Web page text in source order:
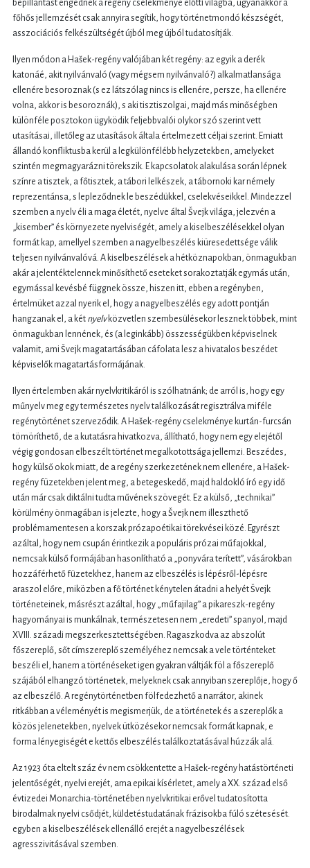
bepillantást engednek a regény cselekménye előtti világba, ugyanakkor a
főhős jellemzését csak annyira segítik, hogy történetmondó készségét,
asszociációs felkészültségét újból meg újból tudatosítják.
Ilyen módon a Hašek-regény valójában két regény: az egyik a derék
katonáé, akit nyilvánvaló (vagy mégsem nyilvánvaló?) alkalmatlansága
ellenére besoroznak (s ez látszólag nincs is ellenére, persze, ha ellenére
volna, akkor is besoroznák), s aki tisztiszolgai, majd más minőségben
különféle posztokon ügyködik feljebbvalói olykor szó szerint vett
utasításai, illetőleg az utasítások általa értelmezett céljai szerint. Emiatt
állandó konfliktusba kerül a legkülönfélébb helyzetekben, amelyeket
szintén megmagyarázni törekszik. E kapcsolatok alakulása során lépnek
színre a tisztek, a főtisztek, a tábori lelkészek, a tábornoki kar némely
reprezentánsa, s lepleződnek le beszédükkel, cselekvéseikkel. Mindezzel
szemben a nyelv éli a maga életét, nyelve által Švejk világa, jelezvén a
„kisember” és környezete nyelviségét, amely a kiselbeszélésekkel olyan
formát kap, amellyel szemben a nagyelbeszélés kiüresedettsége válik
teljesen nyilvánvalóvá. A kiselbeszélések a hétköznapokban, önmagukban
akár a jelentéktelennek minősíthető eseteket sorakoztatják egymás után,
egymással kevésbé függnek össze, hiszen itt, ebben a regényben,
értelmüket azzal nyerik el, hogy a nagyelbeszélés egy adott pontján
hangzanak el, a két nyelvközvetlen szembesülésekor lesznek többek, mint
önmagukban lennének, és (a leginkább) összességükben képviselnek
valamit, ami Švejk magatartásában cáfolata lesz a hivatalos beszédet
képviselők magatartásformájának.
Ilyen értelemben akár nyelvkritikáról is szólhatnánk; de arról is, hogy egy
műnyelv meg egy természetes nyelv találkozását regisztrálva miféle
regénytörténet szerveződik. A Hašek-regény cselekménye kurtán-furcsán
tömöríthető, de a kutatásra hivatkozva, állítható, hogy nem egy elejétől
végig gondosan elbeszélt történet megalkotottsága jellemzi. Beszédes,
hogy külső okok miatt, de a regény szerkezetének nem ellenére, a Hašek-
regény füzetekben jelent meg, a betegeskedő, majd haldokló író egy idő
után már csak diktálni tudta művének szövegét. Ez a külső, „technikai”
körülmény önmagában is jelezte, hogy a Švejk nem illeszthető
problémamentesen a korszak prózapoétikai törekvései közé. Egyrészt
azáltal, hogy nem csupán érintkezik a populáris prózai műfajokkal,
nemcsak külső formájában hasonlítható a „ponyvára terített”, vásárokban
hozzáférhető füzetekhez, hanem az elbeszélés is lépésről-lépésre
araszol előre, miközben a fő történet kénytelen átadni a helyét Švejk
történeteinek, másrészt azáltal, hogy „műfajilag” a pikareszk-regény
hagyományai is munkálnak, természetesen nem „eredeti” spanyol, majd
XVIII. századi megszerkesztettségében. Ragaszkodva az abszolút
főszereplő, sőt címszereplő személyéhez nemcsak a vele történteket
beszéli el, hanem a történéseket igen gyakran váltják föl a főszereplő
szájából elhangzó történetek, melyeknek csak annyiban szereplője, hogy ő
az elbeszélő. A regénytörténetben fölfedezhető a narrátor, akinek
ritkábban a véleményét is megismerjük, de a történetek és a szereplők a
közös jelenetekben, nyelvek ütközésekor nemcsak formát kapnak, e
forma lényegiségét e kettős elbeszélés találkoztatásával húzzák alá.
Az 1923 óta eltelt száz év nem csökkentette a Hašek-regény hatástörténeti
jelentőségét, nyelvi erejét, ama epikai kísérletet, amely a XX. század első
évtizedei Monarchia-történetében nyelvkritikai erővel tudatosította
birodalmak nyelvi csődjét, küldetéstudatának frázisokba fúló szétesését.
egyben a kiselbeszélések ellenálló erejét a nagyelbeszélések
agresszivitásával szemben.